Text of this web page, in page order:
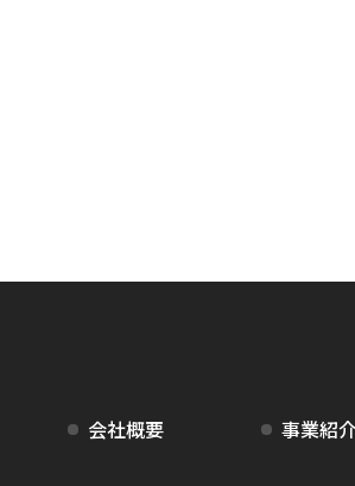
会社概要 事業紹